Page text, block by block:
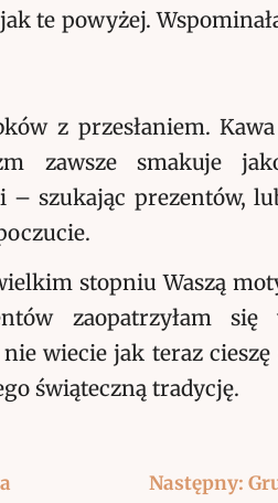
te powyżej.
z przesłaniem.
zawsze smakuje
– szukając prezentów,
stopniu Waszą
zaopatrzyłam się
wiecie jak teraz cieszę
świąteczną tradycję.
Następny: